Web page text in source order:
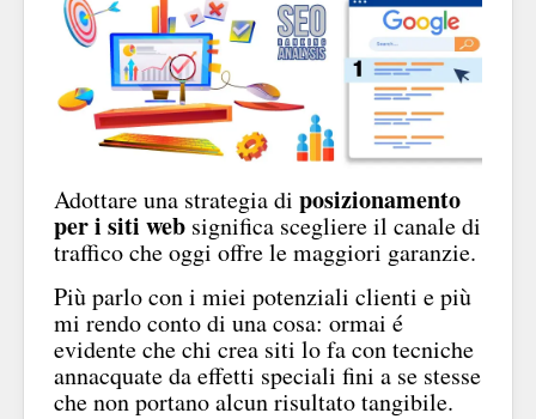
Adottare una strategia di posizionamento
per i siti web significa scegliere il canale di
traffico che oggi offre le maggiori garanzie.
Più parlo con i miei potenziali clienti e più
mi rendo conto di una cosa: ormai é
evidente che chi crea siti lo fa con tecniche
annacquate da effetti speciali fini a se stesse
che non portano alcun risultato tangibile.